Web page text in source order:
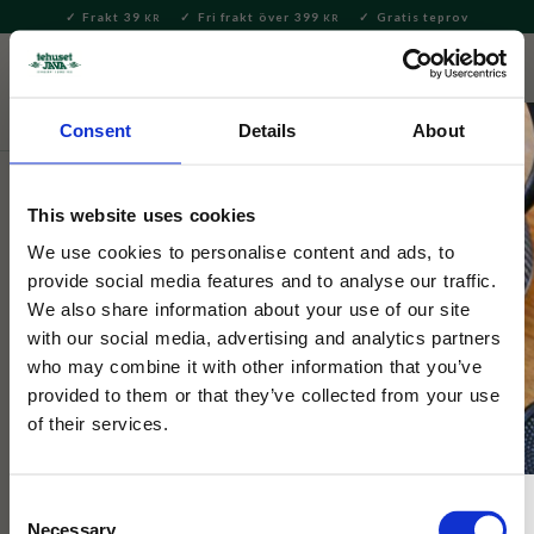
Consent Details About
This website uses cookies
We use cookies to personalise content and ads, to
provide social media features and to analyse our traffic.
We also share information about your use of our site
with our social media, advertising and analytics partners
who may combine it with other information that you’ve
provided to them or that they’ve collected from your use
of their services.
Necessary
Meny
Frakt 39 KR Fri frakt över 399 KR Gratis teprov
Te Tepåsar Tepåsar från Mumin
Mumin
Muminte The Momin Way 6
smaker tepåsar 36st
Stort säsongspaket med 36st tepåsar i 6 olika smaker, alla
mumsigt härliga och värmande när det blåser och ilar!